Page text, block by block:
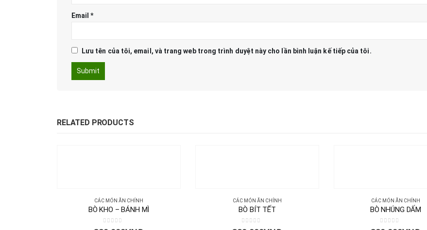
Email*
Lưu tên của tôi, email, và trang web trong trình duyệt này cho lần bình luận kế tiếp của tôi.
RELATED PRODUCTS
CÁC MÓN ĂN CHÍNH
BÒ KHO – BÁNH MÌ
0out of 5
CÁC MÓN ĂN CHÍNH
BÒ BÍT TẾT
0out of 5
CÁC MÓN ĂN CHÍNH
BÒ NHÚNG DẤM
0out of 5